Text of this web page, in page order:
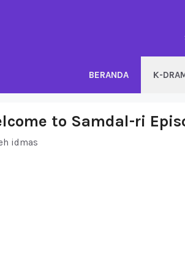
BERANDA K-
to Samdal-ri
idmas